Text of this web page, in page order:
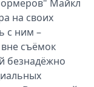
Майкл
на своих
с ним –
съёмок
безнадёжно